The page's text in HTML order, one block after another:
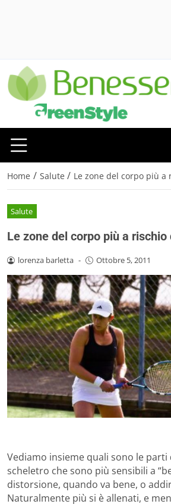
Home / Salute / Le zone del corpo più
Salute
Le zone del corpo più a
lorenza barletta - Ottobre 5, 2011
Vediamo insieme quali sono le
scheletro che sono più sensibili a
distorsione, quando va bene, o
Naturalmente più si è allenati, e